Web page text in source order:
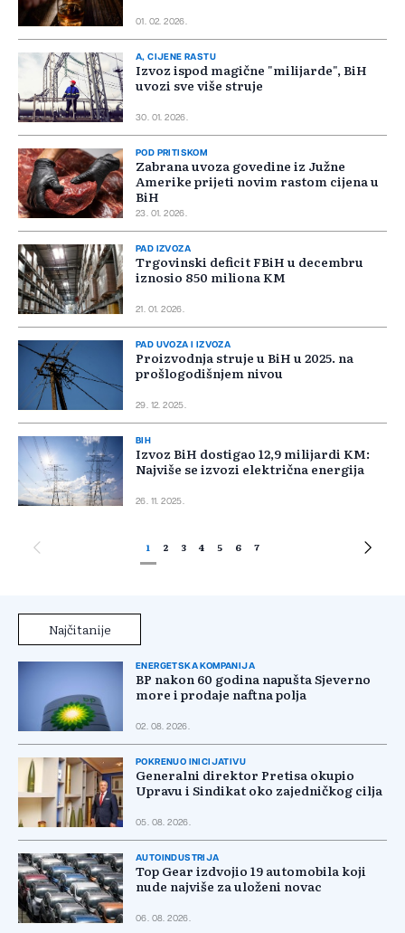
01. 02. 2026.
A, CIJENE RASTU
Izvoz ispod magične "milijarde", BiH
uvozi sve više struje
30. 01. 2026.
POD PRITISKOM
Zabrana uvoza govedine iz Južne
Amerike prijeti novim rastom cijena u
BiH
23. 01. 2026.
PAD IZVOZA
Trgovinski deficit FBiH u decembru
iznosio 850 miliona KM
21. 01. 2026.
PAD UVOZA I IZVOZA
Proizvodnja struje u BiH u 2025. na
prošlogodišnjem nivou
29. 12. 2025.
BIH
Izvoz BiH dostigao 12,9 milijardi KM:
Najviše se izvozi električna energija
26. 11. 2025.
1 2 3 4 5 6 7
Najčitanije
ENERGETSKA KOMPANIJA
BP nakon 60 godina napušta Sjeverno
more i prodaje naftna polja
02. 08. 2026.
POKRENUO INICIJATIVU
Generalni direktor Pretisa okupio
Upravu i Sindikat oko zajedničkog cilja
05. 08. 2026.
AUTOINDUSTRIJA
Top Gear izdvojio 19 automobila koji
nude najviše za uloženi novac
06. 08. 2026.